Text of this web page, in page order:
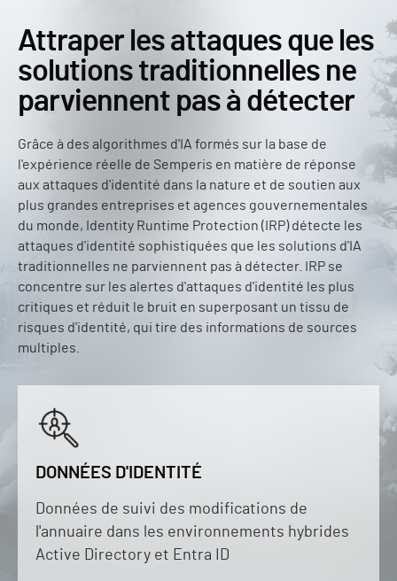
Attraper les attaques que les
solutions traditionnelles ne
parviennent pas à détecter
Grâce à des algorithmes d'IA formés sur la base de
l'expérience réelle de Semperis en matière de réponse
aux attaques d'identité dans la nature et de soutien aux
plus grandes entreprises et agences gouvernementales
du monde, Identity Runtime Protection (IRP) détecte les
attaques d'identité sophistiquées que les solutions d'IA
traditionnelles ne parviennent pas à détecter. IRP se
concentre sur les alertes d'attaques d'identité les plus
critiques et réduit le bruit en superposant un tissu de
risques d'identité, qui tire des informations de sources
multiples.
DONNÉES D'IDENTITÉ
Données de suivi des modifications de
l'annuaire dans les environnements hybrides
Active Directory et Entra ID